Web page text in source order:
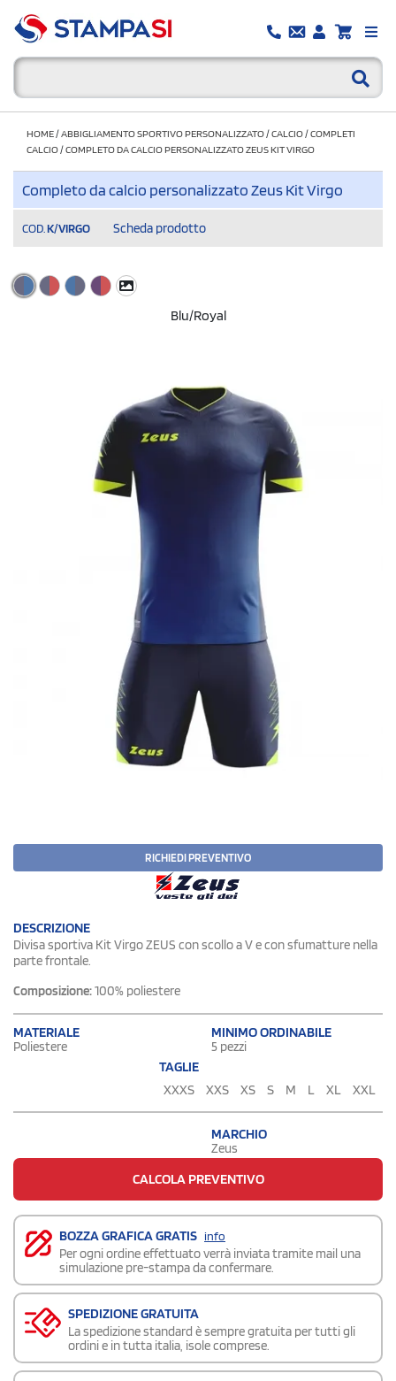
HOME/ABBIGLIAMENTO SPORTIVO PERSONALIZZATO/CALCIO/COMPLETI
CALCIO/COMPLETO DA CALCIO PERSONALIZZATO ZEUS KIT VIRGO
Completo da calcio personalizzato Zeus Kit Virgo
COD. K/VIRGO Scheda prodotto
Blu/Royal
RICHIEDI PREVENTIVO
DESCRIZIONE
Divisa sportiva Kit Virgo ZEUS con scollo a V e con sfumatture nella
parte frontale.
Composizione:100% poliestere
MATERIALE
Poliestere
MINIMO ORDINABILE
5 pezzi
TAGLIE
XXXS
XXS XS S M L XL XXL
MARCHIO
Zeus
CALCOLA PREVENTIVO
BOZZA GRAFICA GRATIS info
Per ogni ordine effettuato verrà inviata tramite mail una
simulazione pre-stampa da confermare.
SPEDIZIONE GRATUITA
La spedizione standard è sempre gratuita per tutti gli
ordini e in tutta italia, isole comprese.